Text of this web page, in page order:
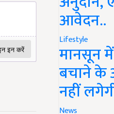
आवेदन..
Lifestyle
मानसून
बचाने के
नहीं
News